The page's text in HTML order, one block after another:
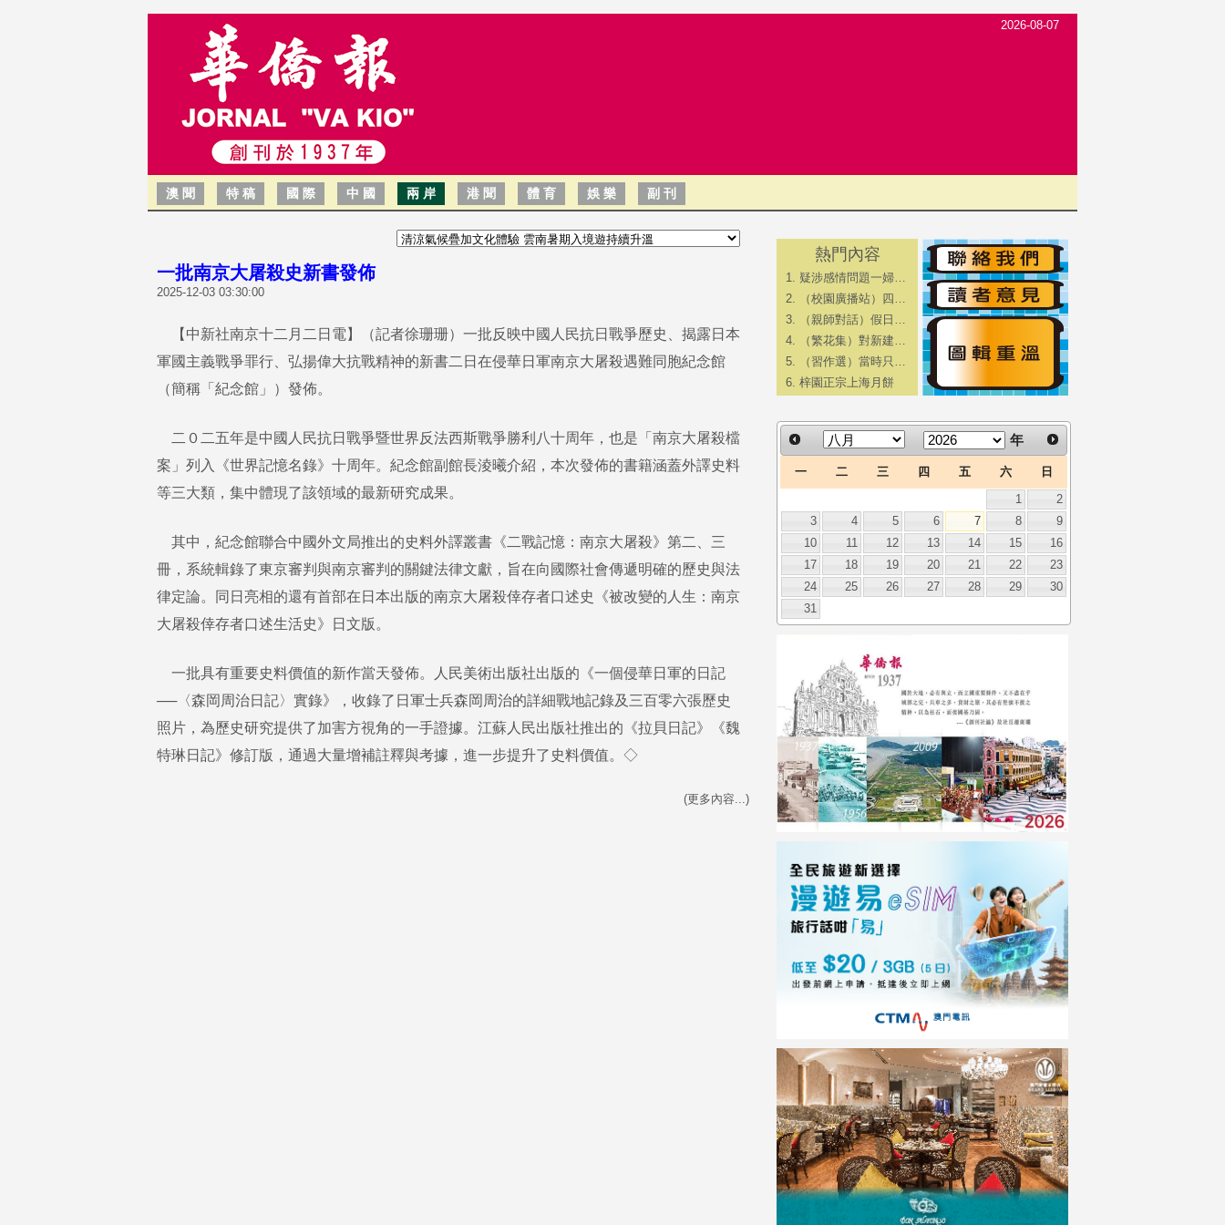
2026-08-07
澳 聞 特 稿 國 際 中 國 兩 岸 港 聞 體 育 娛 樂 副 刊
一批南京大屠殺史新書發佈
2025-12-03 03:30:00
【中新社南京十二月二日電】（記者徐珊珊）一批反映中國人民抗日戰爭歷史、揭露日本
軍國主義戰爭罪行、弘揚偉大抗戰精神的新書二日在侵華日軍南京大屠殺遇難同胞紀念館
（簡稱「紀念館」）發佈。
二０二五年是中國人民抗日戰爭暨世界反法西斯戰爭勝利八十周年，也是「南京大屠殺檔
案」列入《世界記憶名錄》十周年。紀念館副館長淩曦介紹，本次發佈的書籍涵蓋外譯史料
等三大類，集中體現了該領域的最新研究成果。
其中，紀念館聯合中國外文局推出的史料外譯叢書《二戰記憶：南京大屠殺》第二、三
冊，系統輯錄了東京審判與南京審判的關鍵法律文獻，旨在向國際社會傳遞明確的歷史與法
律定論。同日亮相的還有首部在日本出版的南京大屠殺倖存者口述史《被改變的人生：南京
大屠殺倖存者口述生活史》日文版。
一批具有重要史料價值的新作當天發佈。人民美術出版社出版的《一個侵華日軍的日記
──〈森岡周治日記〉實錄》，收錄了日軍士兵森岡周治的詳細戰地記錄及三百零六張歷史
照片，為歷史研究提供了加害方視角的一手證據。江蘇人民出版社推出的《拉貝日記》《魏
特琳日記》修訂版，通過大量增補註釋與考據，進一步提升了史料價值。◇
(更多內容...)
熱門內容
疑涉感情問題一婦…
（校園廣播站）四…
（親師對話）假日…
（繁花集）對新建…
（習作選）當時只…
梓園正宗上海月餅
年
一 二 三 四 五 六 日
1
2
3
4 5 6 7 8
9
10
11 12 13 14 15
16
17
18 19 20 21 22
23
24
25 26 27 28 29
30
31